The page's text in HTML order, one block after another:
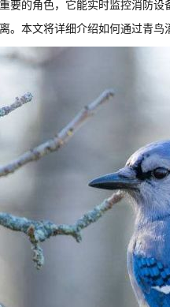
要的角色，它能实时监控消防
。本文将详细介绍如何通过青鸟